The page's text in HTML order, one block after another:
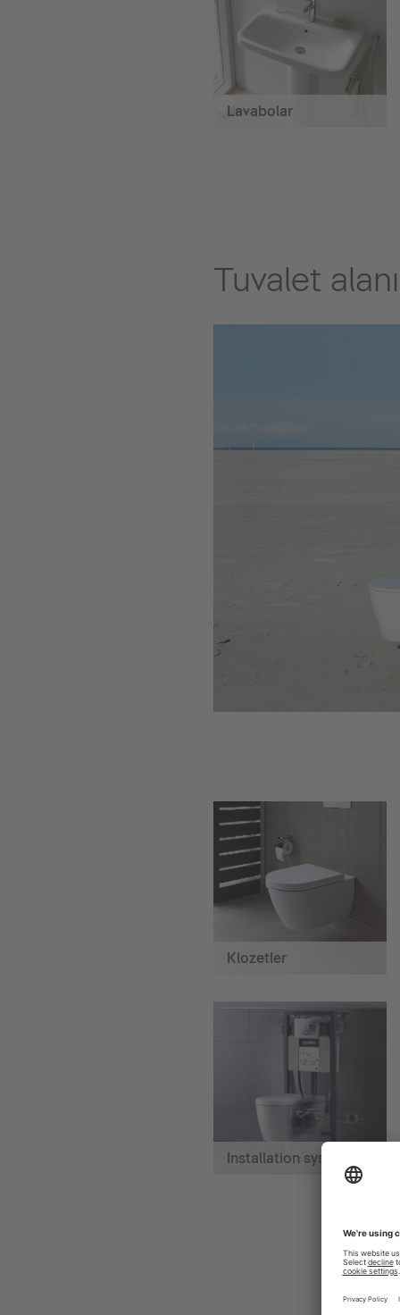
Lavabolar
Tuvalet
Klozetler
Installation systems